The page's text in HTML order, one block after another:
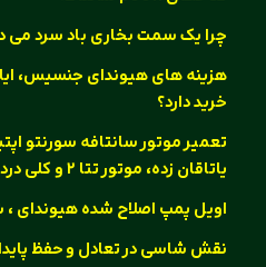
چرا یک سمت بخاری باد سرد می
هزینه های هیوندای جنسیس،
خرید دارد؟
تعمیر موتور سانتافه سورنتو
یاتاقان زده، موتور تتا ۲ و کلی دردسر
اویل پمپ اصلاح شده هیوندای ،
نقش شاسی در تعادل و حفظ